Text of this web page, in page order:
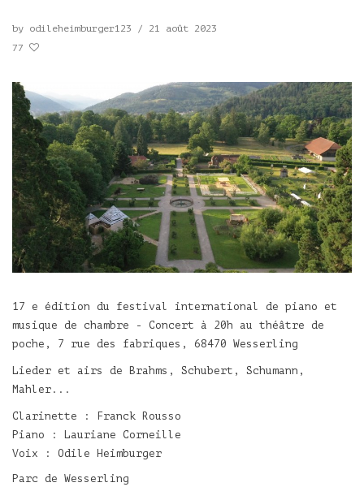
by odileheimburger123 / 21 août 2023
77
17 e édition du festival international de piano et
musique de chambre - Concert à 20h au théâtre de
poche, 7 rue des fabriques, 68470 Wesserling
Lieder et airs de Brahms, Schubert, Schumann,
Mahler...
Clarinette : Franck Rousso
Piano : Lauriane Corneille
Voix : Odile Heimburger
Parc de Wesserling